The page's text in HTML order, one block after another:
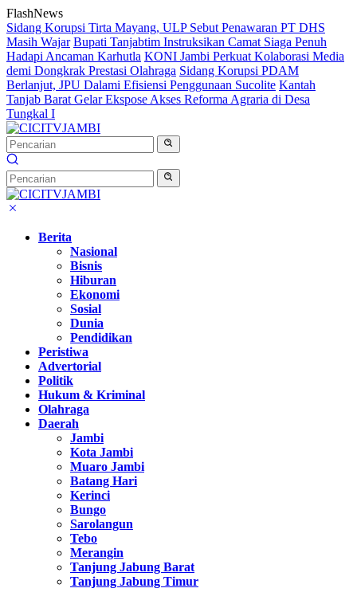
Langsung
ke
konten
FlashNews
Sidang Korupsi Tirta Mayang, ULP Sebut Penawaran PT DHS
Masih Wajar Bupati Tanjabtim Instruksikan Camat Siaga Penuh
Hadapi Ancaman Karhutla KONI Jambi Perkuat Kolaborasi Media
demi Dongkrak Prestasi Olahraga Sidang Korupsi PDAM
Berlanjut, JPU Dalami Efisiensi Penggunaan Sucolite Kantah
Tanjab Barat Gelar Ekspose Akses Reforma Agraria di Desa
Tungkal I
Berita
Nasional
Bisnis
Hiburan
Ekonomi
Sosial
Dunia
Pendidikan
Peristiwa
Advertorial
Politik
Hukum & Kriminal
Olahraga
Daerah
Jambi
Kota Jambi
Muaro Jambi
Batang Hari
Kerinci
Bungo
Sarolangun
Tebo
Merangin
Tanjung Jabung Barat
Tanjung Jabung Timur